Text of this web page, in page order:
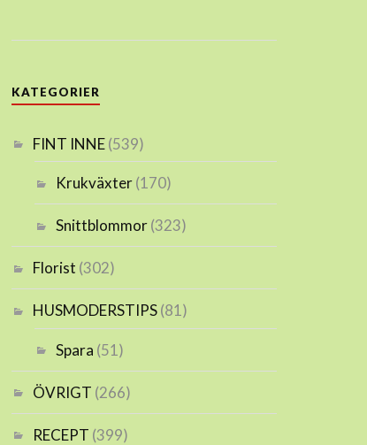
KATEGORIER
FINT INNE(539)
Krukväxter(170)
Snittblommor(323)
Florist (302)
HUSMODERSTIPS(81)
Spara (51)
ÖVRIGT (266)
RECEPT (399)